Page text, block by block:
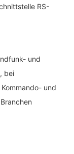
RS-
und
bei
und